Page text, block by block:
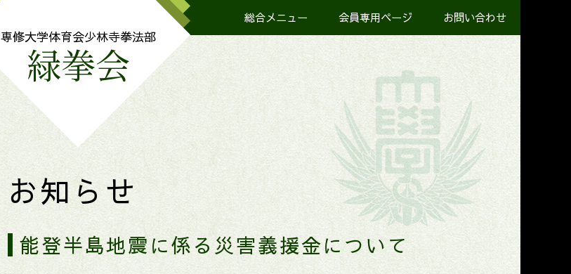
専修大学体育会少林寺拳法部
緑拳会
総合メニュー 会員専用ページ お問い合わせ
お知らせ
能登半島地震に係る災害義援金について